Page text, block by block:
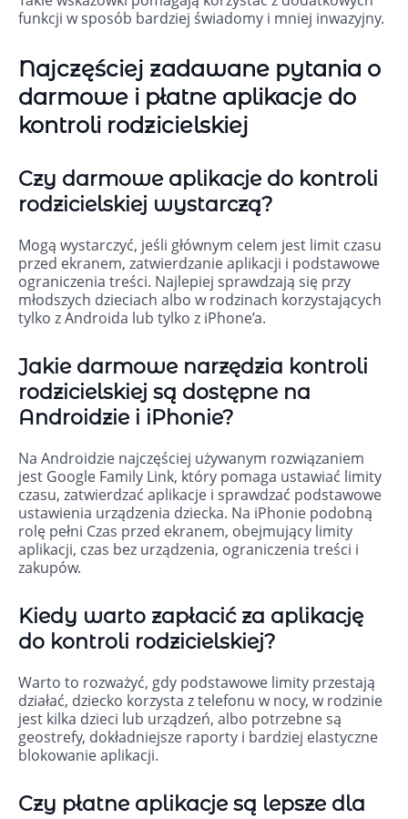
funkcji w sposób bardziej świadomy i mniej inwazyjny.
Najczęściej zadawane pytania o
darmowe i płatne aplikacje do
kontroli rodzicielskiej
Czy darmowe aplikacje do kontroli
rodzicielskiej wystarczą?
Mogą wystarczyć, jeśli głównym celem jest limit czasu
przed ekranem, zatwierdzanie aplikacji i podstawowe
ograniczenia treści. Najlepiej sprawdzają się przy
młodszych dzieciach albo w rodzinach korzystających
tylko z Androida lub tylko z iPhone’a.
Jakie darmowe narzędzia kontroli
rodzicielskiej są dostępne na
Androidzie i iPhonie?
Na Androidzie najczęściej używanym rozwiązaniem
jest Google Family Link, który pomaga ustawiać limity
czasu, zatwierdzać aplikacje i sprawdzać podstawowe
ustawienia urządzenia dziecka. Na iPhonie podobną
rolę pełni Czas przed ekranem, obejmujący limity
aplikacji, czas bez urządzenia, ograniczenia treści i
zakupów.
Kiedy warto zapłacić za aplikację
do kontroli rodzicielskiej?
Warto to rozważyć, gdy podstawowe limity przestają
działać, dziecko korzysta z telefonu w nocy, w rodzinie
jest kilka dzieci lub urządzeń, albo potrzebne są
geostrefy, dokładniejsze raporty i bardziej elastyczne
blokowanie aplikacji.
Czy płatne aplikacje są lepsze dla